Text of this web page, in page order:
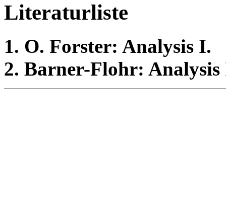
Literaturliste
O. Forster: Analysis I.
Barner-Flohr: Analysis